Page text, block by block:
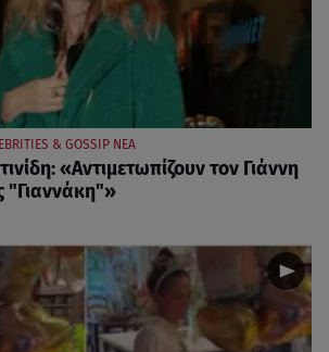
& GOSSIP ΝΕΑ
«Αντιμετωπίζουν τον Γιάννη
"Γιαννάκη"»